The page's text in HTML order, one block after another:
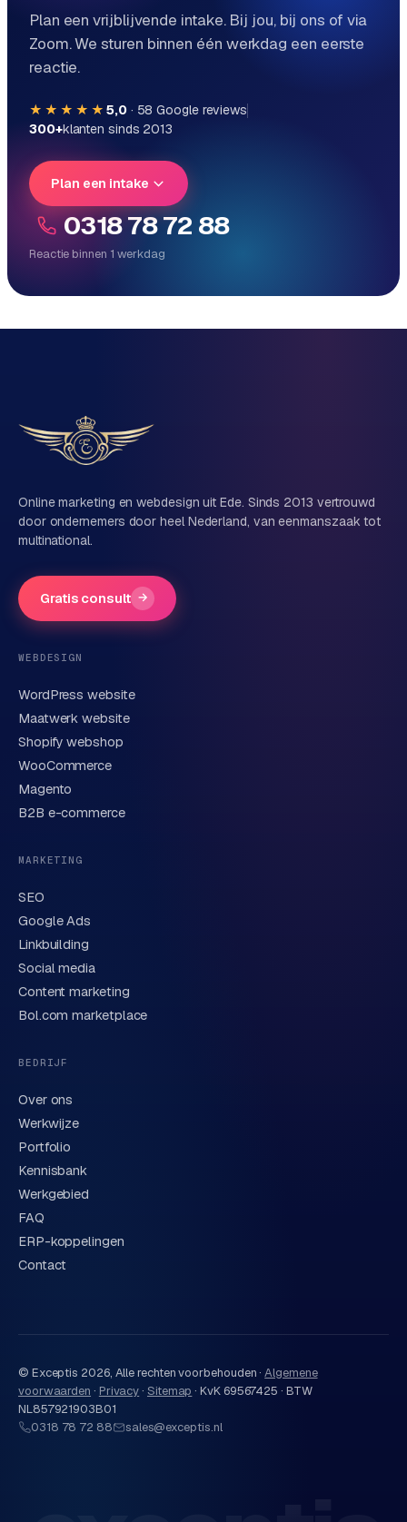
Plan een vrijblijvende intake. Bij jou, bij ons of via
Zoom. We sturen binnen één werkdag een eerste
reactie.
★★★★★ 5,0· 58 Google reviews
300+klanten sinds 2013
Plan een intake
0318 78 72 88
Reactie binnen 1 werkdag
Direct persoonlijk contact, geen ticketsysteem
Vertel ons over je project
Naam
Bedrijfsnaam
Telefoonnummer(optioneel)
Korte omschrijving van je vraag of project
Verstuur aanvraag
We behandelen je gegevens zorgvuldig conform onze
privacyverklaring. Of bel direct
Online marketing en webdesign uit Ede. Sinds 2013 vertrouwd
door ondernemers door heel Nederland, van eenmanszaak tot
multinational.
Gratis consult →
WEBDESIGN
WordPress website
Maatwerk website
Shopify webshop
WooCommerce
Magento
B2B e-commerce
MARKETING
SEO
Google Ads
Linkbuilding
Social media
Content marketing
Bol.com marketplace
BEDRIJF
Over ons
Werkwijze
Portfolio
Kennisbank
Werkgebied
FAQ
ERP-koppelingen
Contact
© Exceptis 2026, Alle rechten voorbehouden · Algemene
voorwaarden · Privacy· Sitemap ·KvK 69567425 · BTW
NL857921903B01
0318 78 72 88
sales@exceptis.nl